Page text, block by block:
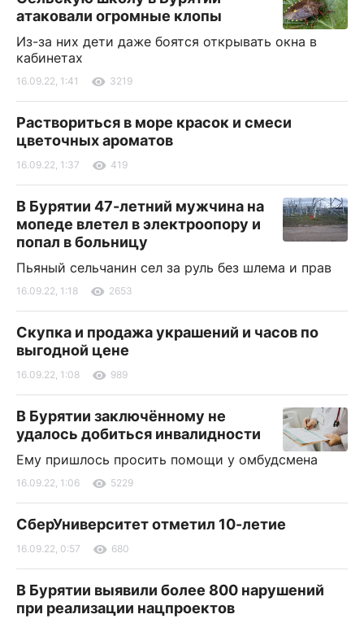
атаковали огромные клопы
Из-за них дети даже боятся открывать окна в
кабинетах
16.09.22, 1:41 3219
Раствориться в море красок и смеси
цветочных ароматов
16.09.22, 1:37 419
В Бурятии 47-летний мужчина на
мопеде влетел в электроопору и
попал в больницу
Пьяный сельчанин сел за руль без шлема и прав
16.09.22, 1:18 2653
Скупка и продажа украшений и часов по
выгодной цене
16.09.22, 1:08 989
В Бурятии заключённому не
удалось добиться инвалидности
Ему пришлось просить помощи у омбудсмена
16.09.22, 1:06 5229
СберУниверситет отметил 10-летие
16.09.22, 0:57 680
В Бурятии выявили более 800 нарушений
при реализации нацпроектов